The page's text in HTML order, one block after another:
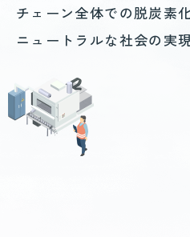
チェーン全体での脱炭素
ニュートラルな社会の実